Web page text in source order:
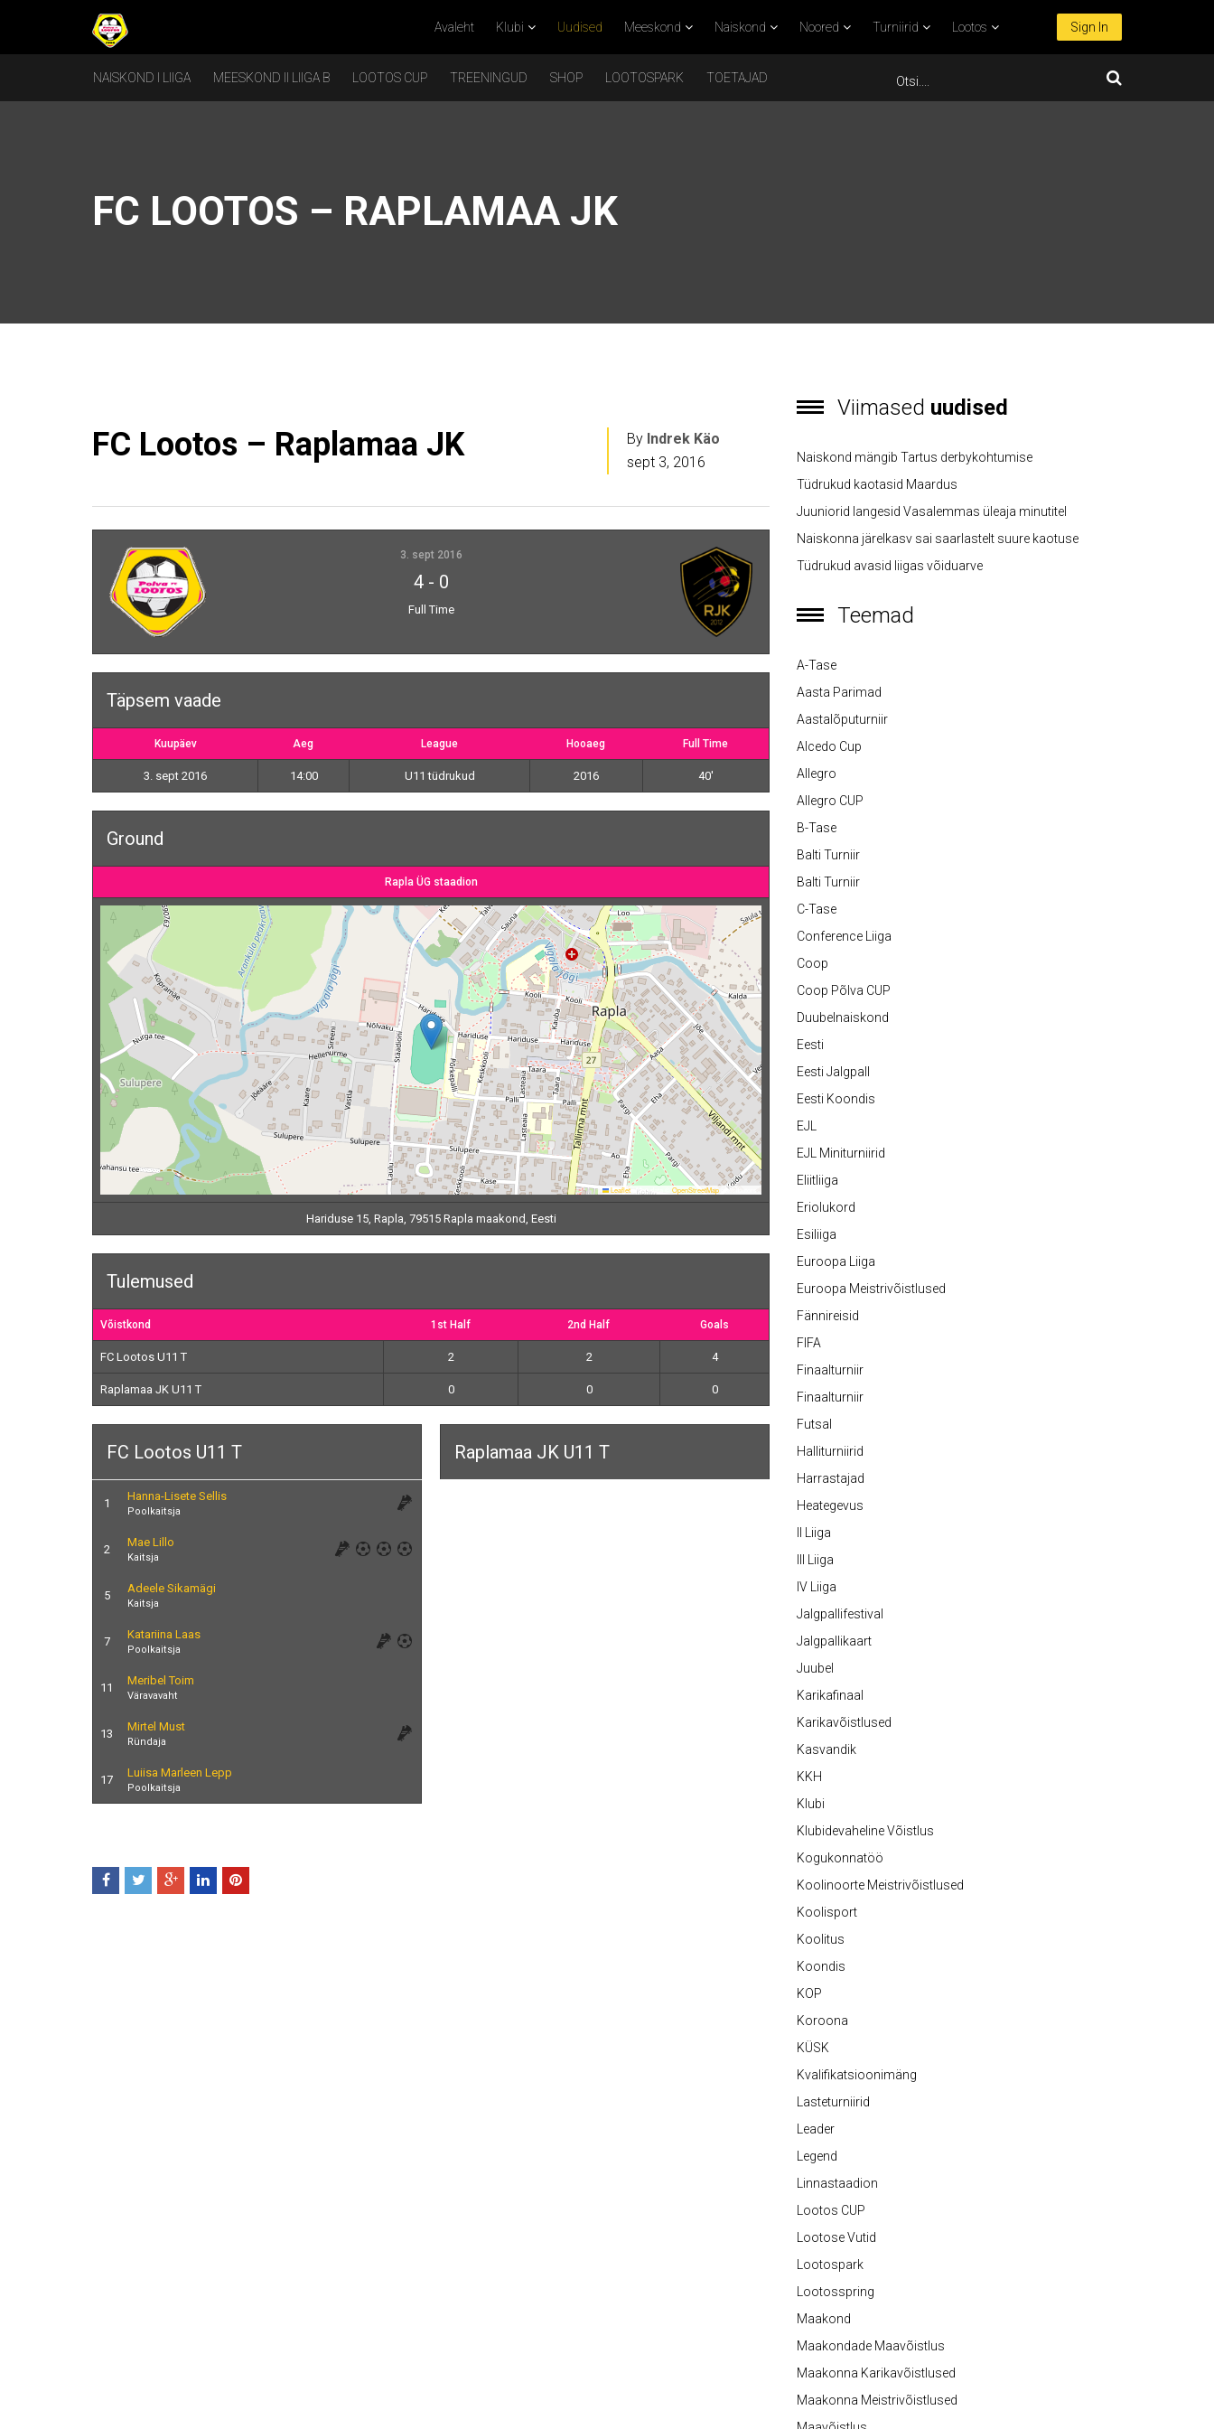
Avaleht Klubi Uudised Meeskond Naiskond Noored Turniirid Lootos Sign In
NAISKOND I LIIGA MEESKOND II LIIGA B LOOTOS CUP TREENINGUD SHOP LOOTOSPARK TOETAJAD
FC LOOTOS – RAPLAMAA JK
FC Lootos – Raplamaa JK By Indrek Käo
sept 3, 2016
3. sept 2016
4- 0
Full Time
Täpsem vaade
Kuupäev Aeg League Hooaeg Full Time
3. sept 2016 14:00 U11 tüdrukud 2016 40'
Ground
Rapla ÜG staadion
Leaflet Map data © OpenStreetMap contributors
Hariduse 15, Rapla, 79515 Rapla maakond, Eesti
Tulemused
Võistkond 1st Half 2nd Half Goals
FC Lootos U11 T 2 2 4
Raplamaa JK U11 T 0 0 0
FC Lootos U11 T
1
Hanna-Lisete Sellis
Poolkaitsja
2
Mae Lillo
Kaitsja
5
Adeele Sikamägi
Kaitsja
7
Katariina Laas
Poolkaitsja
11
Meribel Toim
Väravavaht
13
Mirtel Must
Ründaja
17
Luiisa Marleen Lepp
Poolkaitsja
Raplamaa JK U11 T
Viimased uudised
Naiskond mängib Tartus derbykohtumise
Tüdrukud kaotasid Maardus
Juuniorid langesid Vasalemmas üleaja minutitel
Naiskonna järelkasv sai saarlastelt suure kaotuse
Tüdrukud avasid liigas võiduarve
Teemad
A-Tase
Aasta Parimad
Aastalõputurniir
Alcedo Cup
Allegro
Allegro CUP
B-Tase
Balti Turniir
Balti Turniir
C-Tase
Conference Liiga
Coop
Coop Põlva CUP
Duubelnaiskond
Eesti
Eesti Jalgpall
Eesti Koondis
EJL
EJL Miniturniirid
Eliitliiga
Eriolukord
Esiliiga
Euroopa Liiga
Euroopa Meistrivõistlused
Fännireisid
FIFA
Finaalturniir
Finaalturniir
Futsal
Halliturniirid
Harrastajad
Heategevus
II Liiga
III Liiga
IV Liiga
Jalgpallifestival
Jalgpallikaart
Juubel
Karikafinaal
Karikavõistlused
Kasvandik
KKH
Klubi
Klubidevaheline Võistlus
Kogukonnatöö
Koolinoorte Meistrivõistlused
Koolisport
Koolitus
Koondis
KOP
Koroona
KÜSK
Kvalifikatsioonimäng
Lasteturniirid
Leader
Legend
Linnastaadion
Lootos CUP
Lootose Vutid
Lootospark
Lootosspring
Maakond
Maakondade Maavõistlus
Maakonna Karikavõistlused
Maakonna Meistrivõistlused